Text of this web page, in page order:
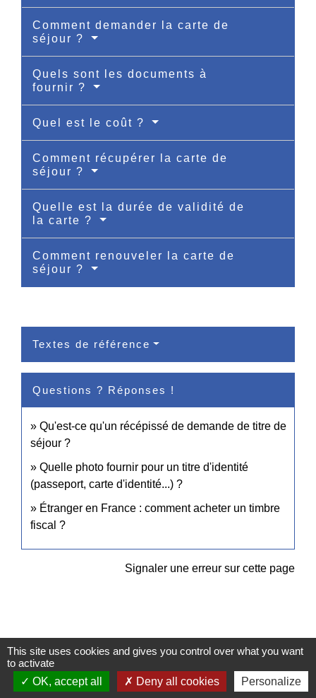
Comment demander la carte de
séjour ?
Quels sont les documents à
fournir ?
Quel est le coût ?
Comment récupérer la carte de
séjour ?
Quelle est la durée de validité de
la carte ?
Comment renouveler la carte de
séjour ?
Textes de référence
Questions ? Réponses !
Qu'est-ce qu'un récépissé de demande de titre de
séjour ?
Quelle photo fournir pour un titre d'identité
(passeport, carte d'identité...) ?
Étranger en France : comment acheter un timbre
fiscal ?
Signaler une erreur sur cette page
Commune de Pullay
2 rue des Rossignols
This site uses cookies and gives you control over what you want
to activate
OK, accept all
Deny all cookies Personalize